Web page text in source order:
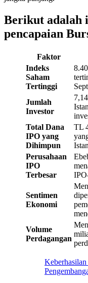
Berikut adalah
pencapaian
Faktor
Indeks
Saham
Tertinggi
Jumlah
Investor
Total Dana
IPO yang
Dihimpun
TL
Perusahaan
IPO
Terbesar
Sentimen
Ekonomi
Volume
Perdagangan